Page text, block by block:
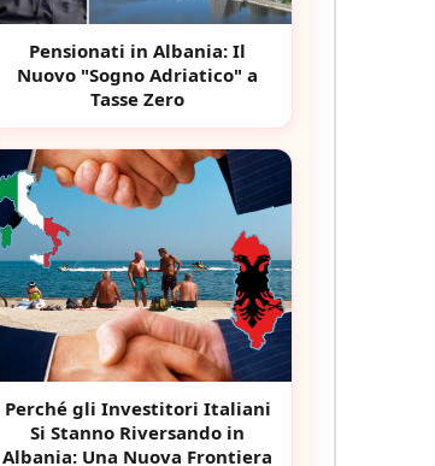
Pensionati in Albania: Il
Nuovo "Sogno Adriatico" a
Tasse Zero
Perché gli Investitori Italiani
Si Stanno Riversando in
Albania: Una Nuova Frontiera